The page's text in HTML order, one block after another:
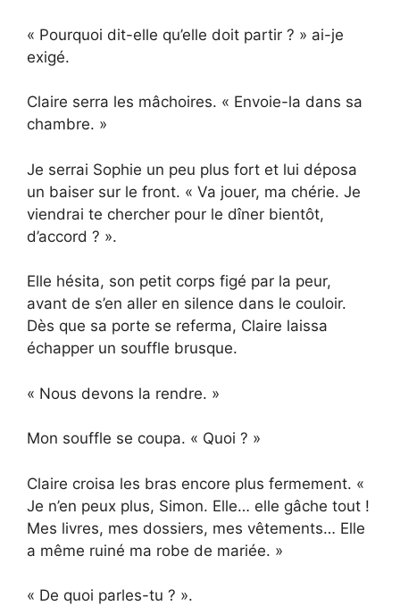
« Pourquoi dit-elle qu’elle doit partir ? » ai-je
exigé.
Claire serra les mâchoires. « Envoie-la dans sa
chambre. »
Je serrai Sophie un peu plus fort et lui déposa
un baiser sur le front. « Va jouer, ma chérie. Je
viendrai te chercher pour le dîner bientôt,
d’accord ? ».
Elle hésita, son petit corps figé par la peur,
avant de s’en aller en silence dans le couloir.
Dès que sa porte se referma, Claire laissa
échapper un souffle brusque.
« Nous devons la rendre. »
Mon souffle se coupa. « Quoi ? »
Claire croisa les bras encore plus fermement. «
Je n’en peux plus, Simon. Elle… elle gâche tout !
Mes livres, mes dossiers, mes vêtements… Elle
a même ruiné ma robe de mariée. »
« De quoi parles-tu ? ».